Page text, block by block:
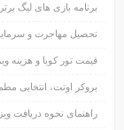
برنامه بازی های لیگ
تحصیل مهاجرت و
قیمت تور کوبا و هزینه
بروکر اوتت، انتخابی
راهنمای نحوه دریافت